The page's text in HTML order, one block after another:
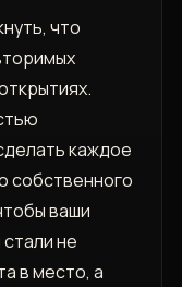
что
каждое
собственного
ваши
не
в место, а